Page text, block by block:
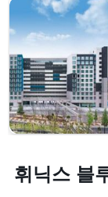
휘닉스 블